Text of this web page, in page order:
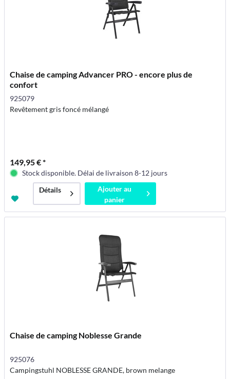
Chaise de camping Advancer PRO - encore plus de
confort
925079
Revêtement gris foncé mélangé
149,95 € *
Stock disponible. Délai de livraison 8-12 jours
Détails
Ajouter au
panier
Chaise de camping Noblesse Grande
925076
Campingstuhl NOBLESSE GRANDE, brown melange